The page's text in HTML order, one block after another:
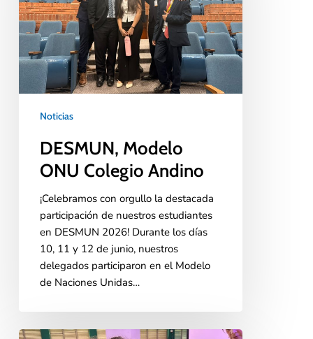
Noticias
DESMUN, Modelo
ONU Colegio Andino
¡Celebramos con orgullo la destacada
participación de nuestros estudiantes
en DESMUN 2026! Durante los días
10, 11 y 12 de junio, nuestros
delegados participaron en el Modelo
de Naciones Unidas…